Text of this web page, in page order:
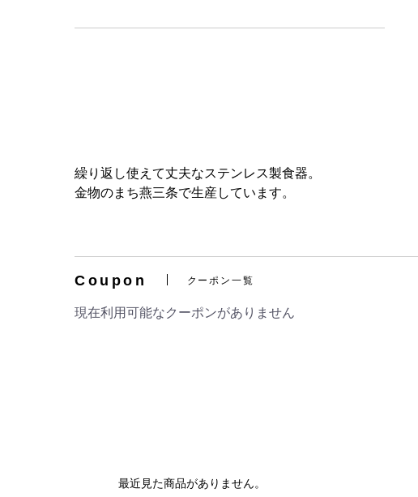
繰り返し使えて丈夫なステンレス製食器。
金物のまち燕三条で生産しています。
Coupon クーポン一覧
現在利用可能なクーポンがありません
最近見た商品がありません。